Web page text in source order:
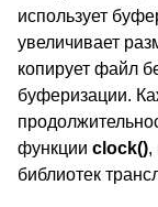
использует
увеличивает
копирует файл
буферизации.
функции clock(),
библиотек